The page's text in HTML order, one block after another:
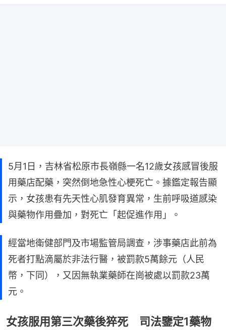
5月1日，吉林省松原市長嶺縣一名12歲女孩感冒後服
用藥店配藥，突然倒地急性心梗死亡。據鑑定報告顯
示，女孩患有先天性心肌發育異常，生前呼吸道感染
與藥物作用疊加，對死亡「起促進作用」。
經當地衛健部門及市場監管局調查，涉事藥店此前為
死者打點滴屬於非法行醫，被罰款5萬餘元（人民
幣，下同），又因無執業藥師在崗被處以罰款23萬
元。
女孩服用第三次藥後猝死 司法鑒定1藥物